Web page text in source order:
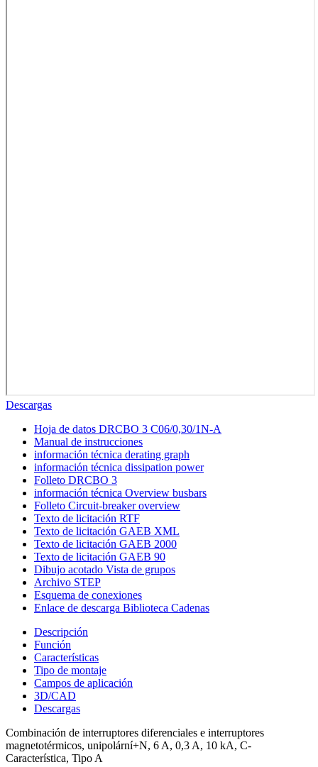
Descargas
Hoja de datos DRCBO 3 C06/0,30/1N-A
Manual de instrucciones
información técnica derating graph
información técnica dissipation power
Folleto DRCBO 3
información técnica Overview busbars
Folleto Circuit-breaker overview
Texto de licitación RTF
Texto de licitación GAEB XML
Texto de licitación GAEB 2000
Texto de licitación GAEB 90
Dibujo acotado Vista de grupos
Archivo STEP
Esquema de conexiones
Enlace de descarga Biblioteca Cadenas
Descripción
Función
Características
Tipo de montaje
Campos de aplicación
3D/CAD
Descargas
Combinación de interruptores diferenciales e interruptores
magnetotérmicos, unipolární+N, 6 A, 0,3 A, 10 kA, C-
Característica, Tipo A